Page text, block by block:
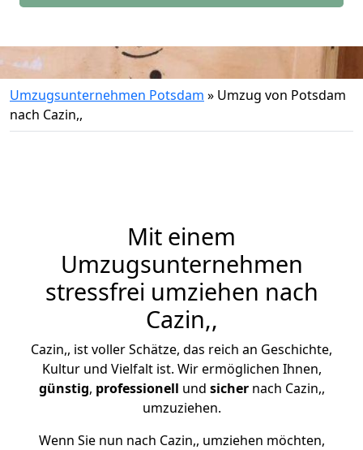
Umzugsunternehmen Potsdam » Umzug von Potsdam
nach Cazin,,
Mit einem
Umzugsunternehmen
stressfrei umziehen nach
Cazin,,
Cazin,, ist voller Schätze, das reich an Geschichte,
Kultur und Vielfalt ist. Wir ermöglichen Ihnen,
günstig, professionell und sichernach Cazin,,
umzuziehen.
Wenn Sie nun nach Cazin,, umziehen möchten,